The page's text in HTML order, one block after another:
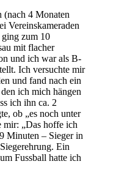
(nach 4 Monaten
Vereinskameraden
ging zum 10
mit flacher
und ich war als B-
Ich versuchte mir
und fand nach ein
ich mich hängen
ich ihn ca. 2
ob „es noch unter
mir: „Das hoffe ich
Minuten – Sieger in
Ein
Fussball hatte ich